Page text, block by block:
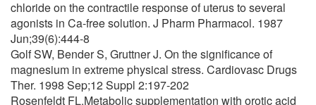
chloride on the contractile response of uterus to several
agonists in Ca-free solution. J Pharm Pharmacol. 1987
Jun;39(6):444-8
Golf SW, Bender S, Gruttner J. On the significance of
magnesium in extreme physical stress. Cardiovasc Drugs
Ther. 1998 Sep;12 Suppl 2:197-202
Rosenfeldt FL.Metabolic supplementation with orotic acid